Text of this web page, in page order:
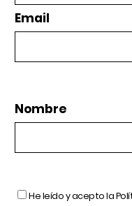
Email
Nombre
He leído y acepto la